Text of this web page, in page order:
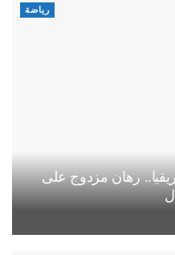
رياضة
رهان مزدوج على